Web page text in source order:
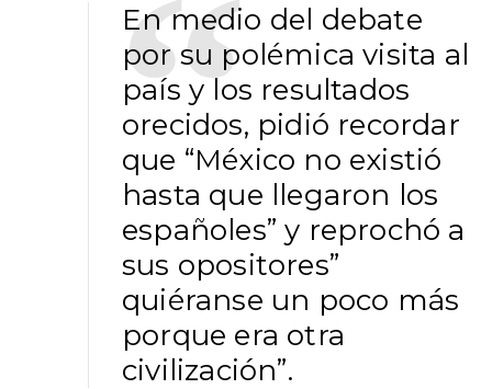
En medio del debate
por su polémica visita al
país y los resultados
orecidos, pidió recordar
que “México no existió
hasta que llegaron los
españoles” y reprochó a
sus opositores”
quiéranse un poco más
porque era otra
civilización”.